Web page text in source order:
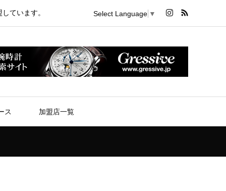
ています。 Select Language ▼
ス 加盟店一覧